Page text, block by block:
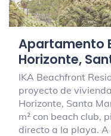
Apartamento
Horizonte,
IKA Beachfront
proyecto de
Horizonte, Santa
m² con beach club,
directo a la playa.